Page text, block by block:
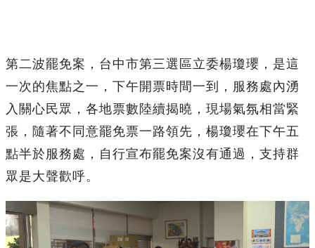
第二波罷免案，台中市第三選區立委楊瓊瓔，是這
一次的焦點之一，下午開票時間一到，服務處內湧
入關心民眾，各地票數陸續揭曉，現場氣氛相當緊
張，隨著不同意罷免票一路領先，楊瓊瓔在下午五
點半於服務處，自行宣布罷免案沒有通過，支持群
眾是大聲歡呼。